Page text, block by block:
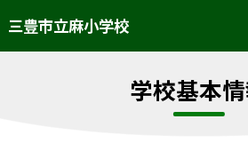
三豊市立麻小学校
学校基本